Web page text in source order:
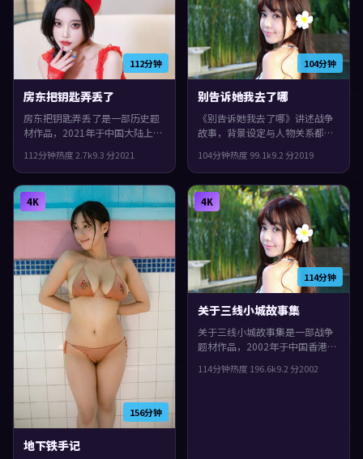
112分钟
房东把钥匙弄丢了
房东把钥匙弄丢了是一部历史题
材作品，2021年于中国大陆上
汐、胡歌等主演。城市空间成为
情绪与悬念的载体，整体完成度
较高，适合喜欢细腻叙事与人物
刻画的观众。
112分钟热度2.7k9.3 分2021
104分钟
别告诉她我去了哪
《别告诉她我去了哪》讲述战争
故事，背景设定与人物关系都紧
上映，乌尔善执导，全度妍、安
藤樱、李秉宪领衔。配乐与声场
强化了不安与孤独感，片尾余味
很足。
104分钟热度 99.1k9.2 分2019
156分钟
4K
地下铁手记
114分钟
4K
关于三线小城故事集
关于三线小城故事集是一部战争
题材作品，2002年于中国香港上
青云、谭卓等主演。群像戏份饱
114分钟热度 196.6k9.2 分2002